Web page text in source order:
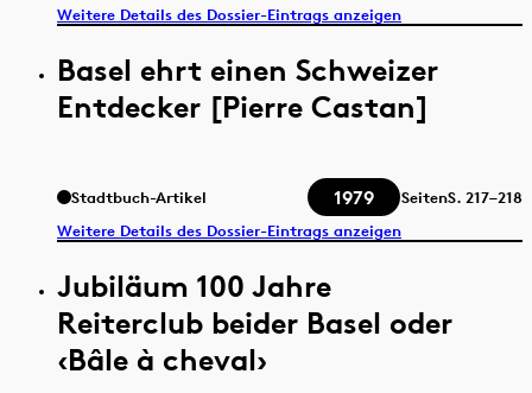
Weitere Details des Dossier-Eintrags anzeigen
Basel ehrt einen Schweizer
Entdecker [Pierre Castan]
Stadtbuch-Artikel 1979 SeitenS. 217–218
Weitere Details des Dossier-Eintrags anzeigen
Jubiläum 100 Jahre
Reiterclub beider Basel oder
‹Bâle à cheval›